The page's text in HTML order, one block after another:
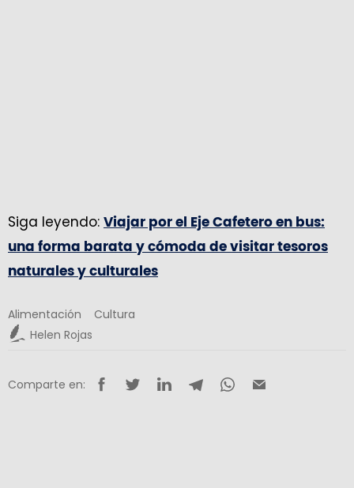
Siga leyendo: Viajar por el Eje Cafetero en bus:
una forma barata y cómoda de visitar tesoros
naturales y culturales
Alimentación
Cultura
Helen Rojas
Comparte en: